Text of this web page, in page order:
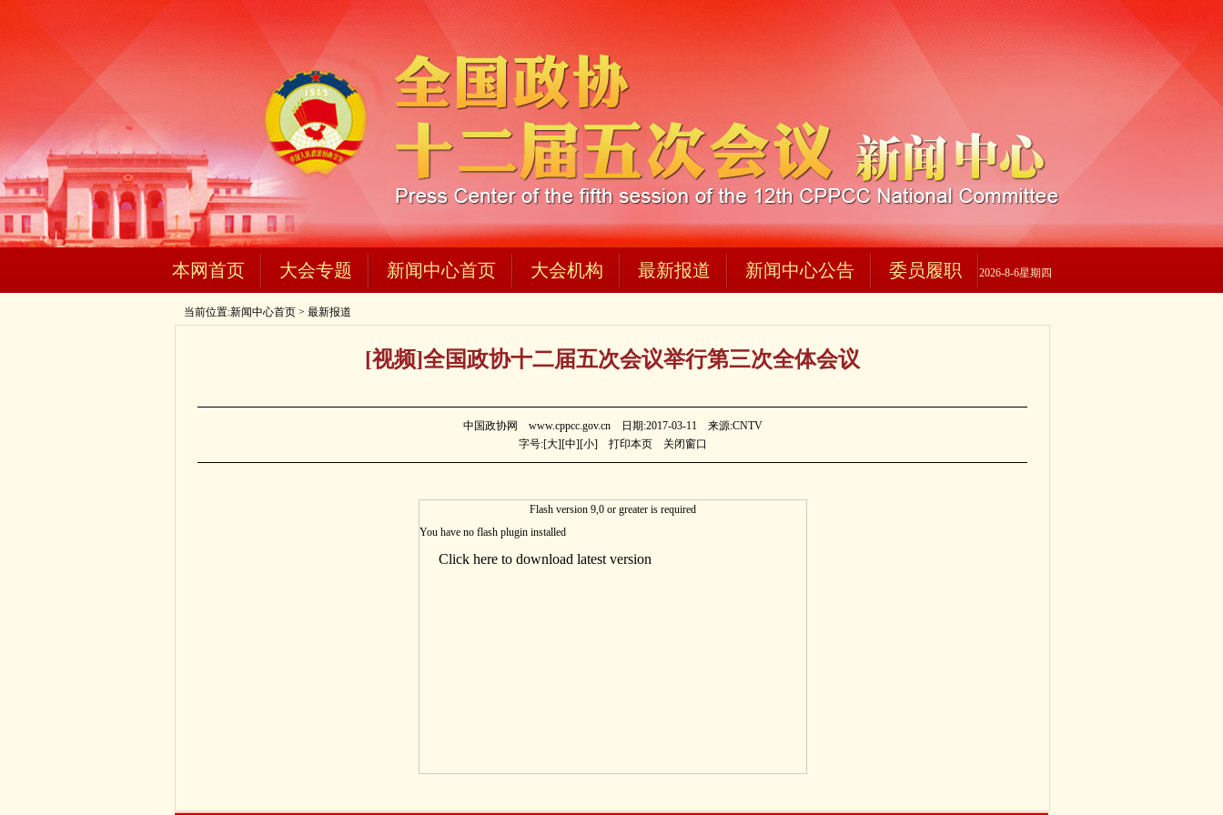
本网首页 大会专题 新闻中心首页 大会机构 最新报道 新闻中心公告 委员履职 2026-8-6星期四
当前位置:新闻中心首页 > 最新报道
[视频]全国政协十二届五次会议举行第三次全体会议
中国政协网 www.cppcc.gov.cn 日期:2017-03-11 来源:CNTV
字号:[大][中][小] 打印本页 关闭窗口
Flash version 9,0 or greater is required
You have no flash plugin installed
Click here to download latest version